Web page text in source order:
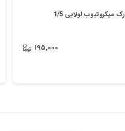
رک میکروتیوب لولایی 1/5
۱۹۵,۰۰۰